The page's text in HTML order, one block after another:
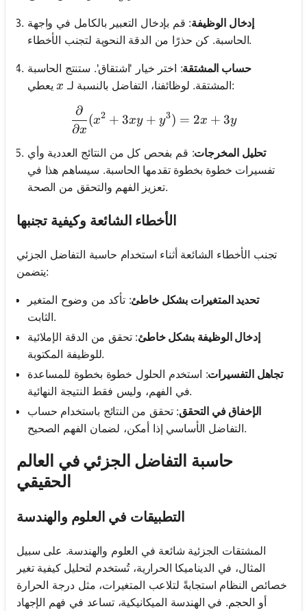
إدخال الوظيفة: قم بإدخال التعبير بالكامل في واجهة
الحاسبة. كن حذرًا من الدقة النحوية لتجنب الأخطاء.
حساب المشتقة: اختر خيار 'اشتقاق'. ستنتج الحاسبة
المشتقة. لوظائفنا، التفاضل بالنسبة لـ x
x يعطي:
\frac{\partial}{\partial
∂x
∂
(x2 + 3xy + y3) = 2x + 3y
تحليل المخرجات: قم بفحص كل من النتائج العددية وأي
تفسيرات خطوة بخطوة تقدمها الحاسبة. سيساهم هذا في
تعزيز الفهم والتحقق من الصحة.
الأخطاء الشائعة وكيفية تجنبها
تجنب الأخطاء الشائعة أثناء استخدام حاسبة التفاضل الجزئي
يتضمن:
تحديد المتغيرات بشكل خاطئ: تأكد من وضوح المتغير
الثابت.
إدخال الوظيفة بشكل خاطئ: تحقق من الدقة الإملائية
للوظيفة المكتوبة.
تجاهل التفسيرات: استخدم الحلول خطوة بخطوة للمساعدة
في الفهم، وليس فقط النتيجة النهائية.
الإخفاق في التحقق: تحقق من النتائج باستخدام حساب
التفاضل الأساسي إذا أمكن، لضمان الفهم الصحيح.
حاسبة التفاضل الجزئي في العالم
الحقيقي
التطبيقات في العلوم والهندسة
المشتقات الجزئية شائعة في العلوم والهندسة. على سبيل
المثال، في الديناميكا الحرارية، تُستخدم لتحليل كيفية تغير
خصائص النظام استجابةً لتلاعب المتغيرات، مثل درجة الحرارة
أو الحجم. في الهندسة الميكانيكية، تساعد في فهم الإجهاد